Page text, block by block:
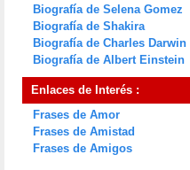
Biografía de Selena Gomez
Biografía de Shakira
Biografía de Charles Darwin
Biografía de Albert Einstein
Enlaces de Interés :
Frases de Amor
Frases de Amistad
Frases de Amigos